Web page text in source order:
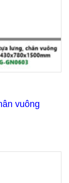
vuông